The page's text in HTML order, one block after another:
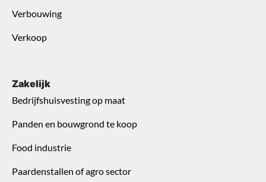
Verbouwing
Verkoop
Zakelijk
Bedrijfshuisvesting op maat
Panden en bouwgrond te koop
Food industrie
Paardenstallen of agro sector